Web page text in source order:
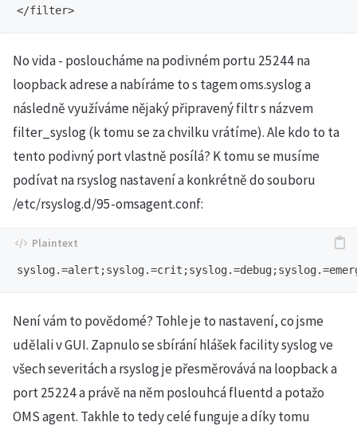
No vida - posloucháme na podivném portu 25244 na
loopback adrese a nabíráme to s tagem oms.syslog a
následně využíváme nějaký připravený filtr s názvem
filter_syslog (k tomu se za chvilku vrátíme). Ale kdo to ta
tento podivný port vlastně posílá? K tomu se musíme
podívat na rsyslog nastavení a konkrétně do souboru
/etc/rsyslog.d/95-omsagent.conf:
Není vám to povědomé? Tohle je to nastavení, co jsme
udělali v GUI. Zapnulo se sbírání hlášek facility syslog ve
všech severitách a rsyslog je přesměrovává na loopback a
port 25224 a právě na něm poslouhcá fluentd a potažo
OMS agent. Takhle to tedy celé funguje a díky tomu